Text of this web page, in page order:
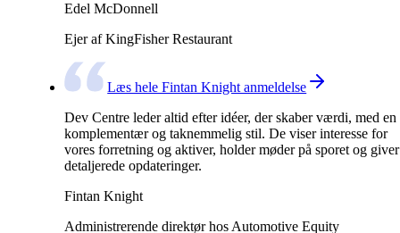
Edel McDonnell
Ejer af KingFisher Restaurant
Læs hele Fintan Knight anmeldelse
Dev Centre leder altid efter idéer, der skaber værdi, med en
komplementær og taknemmelig stil. De viser interesse for
vores forretning og aktiver, holder møder på sporet og giver
detaljerede opdateringer.
Fintan Knight
Administrerende direktør hos Automotive Equity